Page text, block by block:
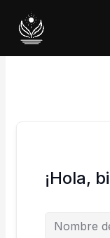
contenido
¡Hola,